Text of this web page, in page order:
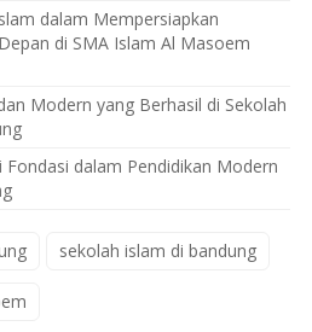
dalam Mempersiapkan
di SMA Islam Al Masoem
Modern yang Berhasil di Sekolah
Fondasi dalam Pendidikan Modern
sekolah islam di bandung